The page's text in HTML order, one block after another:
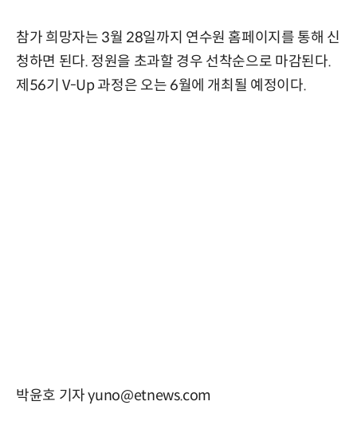
참가 희망자는 3월 28일까지 연수원 홈페이지를 통해 신
청하면 된다. 정원을 초과할 경우 선착순으로 마감된다.
제56기 V-Up 과정은 오는 6월에 개최될 예정이다.
박윤호 기자 yuno@etnews.com